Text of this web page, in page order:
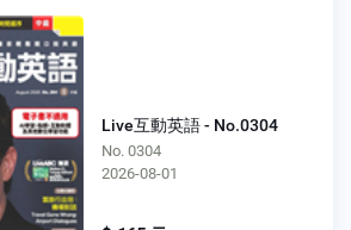
Live互動英語 - No.0304
No. 0304
2026-08-01